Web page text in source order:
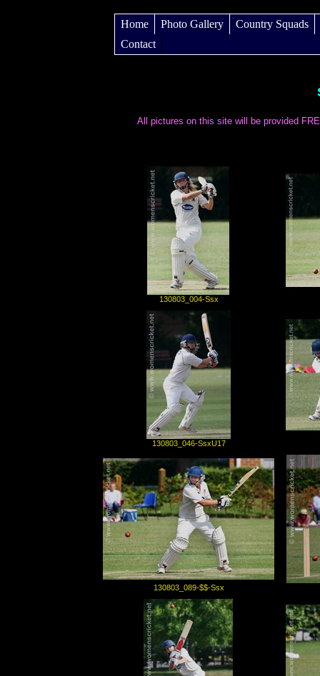
Home Photo Gallery
Country Squads
Contact
All pictures on this site will be provided
130803_004-Ssx
130803_046-SsxU17
130803_089-$$-Ssx